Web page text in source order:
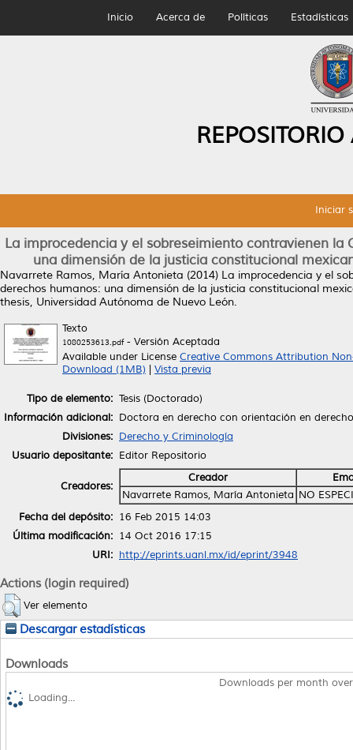
Inicio Acerca de Políticas Estadísticas
Iniciar
La improcedencia y el sobreseimiento contravienen
una dimensión de la justicia constitucional
Navarrete Ramos, María Antonieta (2014) La improcedencia y el
derechos humanos: una dimensión de la justicia constitucional
thesis, Universidad Autónoma de Nuevo León.
Texto
1080253613.pdf- Versión Aceptada
Available under License Creative Commons Attribution
Download (1MB)
Vista previa
Tipo de elemento: Tesis (Doctorado)
Información adicional: Doctora en derecho con orientación en
Divisiones: Derecho y Criminología
Usuario depositante: Editor Repositorio
Creadores:
Creador
Navarrete Ramos, María Antonieta NO
Fecha del depósito: 16 Feb 2015 14:03
Última modificación: 14 Oct 2016 17:15
URI: http://eprints.uanl.mx/id/eprint/3948
Actions (login required)
Ver elemento
Descargar estadísticas
Downloads
Downloads per month
Loading...